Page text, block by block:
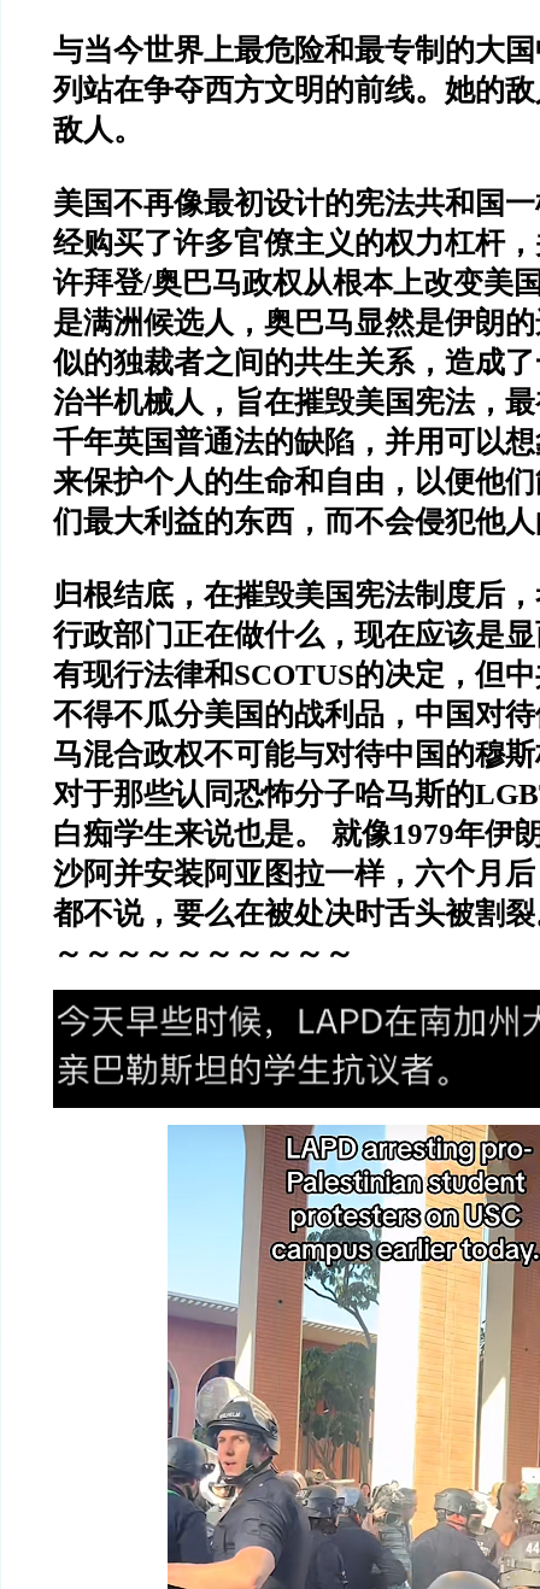
与当今世界上最危险和最专制的大
列站在争夺西方文明的前线。她的
敌人。
美国不再像最初设计的宪法共和国
经购买了许多官僚主义的权力杠杆
许拜登/奥巴马政权从根本上改变美
是满洲候选人，奥巴马显然是伊朗
似的独裁者之间的共生关系，造成
治半机械人，旨在摧毁美国宪法，
千年英国普通法的缺陷，并用可以
来保护个人的生命和自由，以便他
们最大利益的东西，而不会侵犯他
归根结底，在摧毁美国宪法制度后
行政部门正在做什么，现在应该是
有现行法律和SCOTUS的决定，但
不得不瓜分美国的战利品，中国对
马混合政权不可能与对待中国的穆
对于那些认同恐怖分子哈马斯的
白痴学生来说也是。 就像1979年伊
沙阿并安装阿亚图拉一样，六个月
都不说，要么在被处决时舌头被割
～～～～～～～～～～